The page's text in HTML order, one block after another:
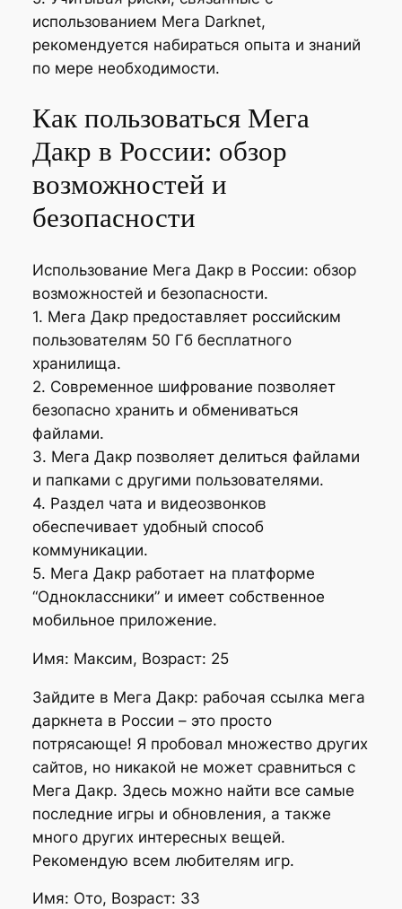
использованием Мега Darknet,
рекомендуется набираться опыта и знаний
по мере необходимости.
Как пользоваться Мега
Дакр в России: обзор
возможностей и
безопасности
Использование Мега Дакр в России: обзор
возможностей и безопасности.
1. Мега Дакр предоставляет российским
пользователям 50 Гб бесплатного
хранилища.
2. Современное шифрование позволяет
безопасно хранить и обмениваться
файлами.
3. Мега Дакр позволяет делиться файлами
и папками с другими пользователями.
4. Раздел чата и видеозвонков
обеспечивает удобный способ
коммуникации.
5. Мега Дакр работает на платформе
“Одноклассники” и имеет собственное
мобильное приложение.
Имя: Максим, Возраст: 25
Зайдите в Мега Дакр: рабочая ссылка мега
даркнета в России – это просто
потрясающе! Я пробовал множество других
сайтов, но никакой не может сравниться с
Мега Дакр. Здесь можно найти все самые
последние игры и обновления, а также
много других интересных вещей.
Рекомендую всем любителям игр.
Имя: Ото, Возраст: 33